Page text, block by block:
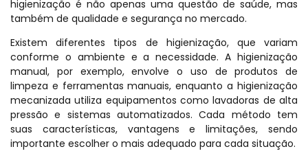
higienização é não apenas uma questão de saúde, mas
também de qualidade e segurança no mercado.
Existem diferentes tipos de higienização, que variam
conforme o ambiente e a necessidade. A higienização
manual, por exemplo, envolve o uso de produtos de
limpeza e ferramentas manuais, enquanto a higienização
mecanizada utiliza equipamentos como lavadoras de alta
pressão e sistemas automatizados. Cada método tem
suas características, vantagens e limitações, sendo
importante escolher o mais adequado para cada situação.